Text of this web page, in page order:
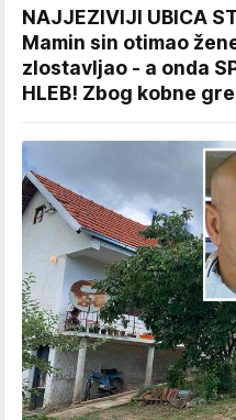
NAJJEZIVIJI UBICA
Mamin sin otimao
zlostavljao - a onda
HLEB! Zbog kobne